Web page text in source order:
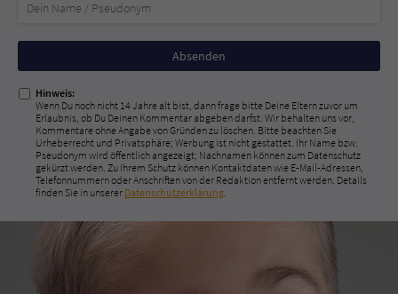
Nicht
ausfüllen!
Hinweis:
Wenn Du noch nicht 14 Jahre alt bist, dann frage bitte Deine Eltern zuvor um
Erlaubnis, ob Du Deinen Kommentar abgeben darfst. Wir behalten uns vor,
Kommentare ohne Angabe von Gründen zu löschen. Bitte beachten Sie
Urheberrecht und Privatsphäre; Werbung ist nicht gestattet. Ihr Name bzw.
Pseudonym wird öffentlich angezeigt; Nachnamen können zum Datenschutz
gekürzt werden. Zu Ihrem Schutz können Kontaktdaten wie E-Mail-Adressen,
Telefonnummern oder Anschriften von der Redaktion entfernt werden. Details
finden Sie in unserer Datenschutzerklärung.